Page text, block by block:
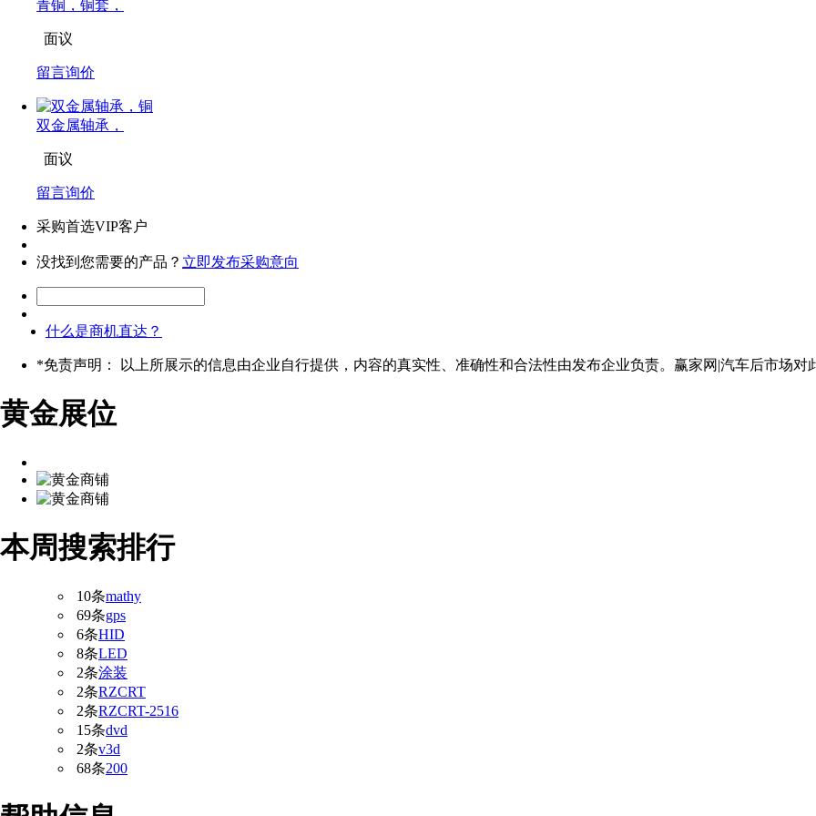
青铜，铜套，
面议
留言询价
双金属轴承，
面议
留言询价
采购首选VIP客户
没找到您需要的产品？ 立即发布采购意向
什么是商机直达？
*免责声明： 以上所展示的信息由企业自行提供，内容的真实性、准确性和合法性由发布企业负责。赢家网|汽车后市场对
黄金展位
本周搜索排行
10条mathy
69条gps
6条HID
8条LED
2条涂装
2条RZCRT
2条RZCRT-2516
15条dvd
2条v3d
68条200